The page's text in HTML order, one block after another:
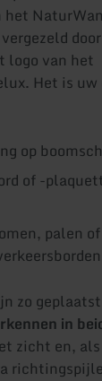
logo van het
Het is
op
of -
palen
zo
in
zicht en,